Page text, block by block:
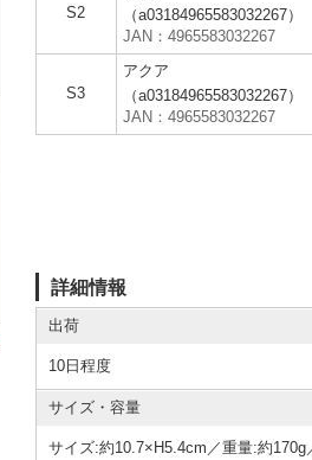
S2
（a03184965583032267）
JAN：4965583032267
S3
アクア
（a03184965583032267）
JAN：4965583032267
詳細情報
出荷
10日程度
サイズ・容量
サイズ:約10.7×H5.4cm／重量:約170g